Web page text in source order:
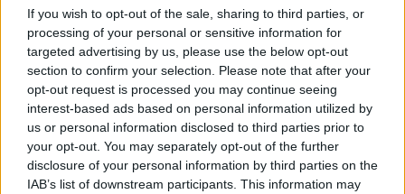
If you wish to opt-out of the sale, sharing to third parties, or
processing of your personal or sensitive information for
targeted advertising by us, please use the below opt-out
section to confirm your selection. Please note that after your
opt-out request is processed you may continue seeing
interest-based ads based on personal information utilized by
us or personal information disclosed to third parties prior to
your opt-out. You may separately opt-out of the further
disclosure of your personal information by third parties on the
IAB’s list of downstream participants. This information may
Σχολίασε εδώ
50 /50